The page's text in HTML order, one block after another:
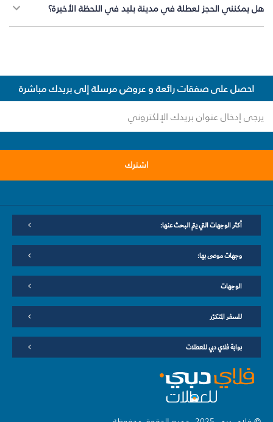
هل يمكنني الحجز لعطلة في مدينة بليد في اللحظة الأخيرة؟
احصل على صفقات رائعة و عروض مرسلة إلى بريدك مباشرة
اشترك
أكثر الوجهات التي يتم البحث عنها:
وجهات موصى بها:
الوجهات
للسفر المتكرّر
بوابة فلاي دبي للعطلات